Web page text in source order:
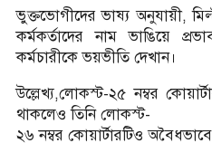
ভুক্তভোগীদের ভাষ্য অনুযায়ী,
কর্মকর্তাদের নাম ভাঙিয়ে
কর্মচারীকে ভয়ভীতি দেখান।
উল্লেখ্য,লোকস্ট-২৫ নম্বর
থাকলেও তিনি লোকস্ট-
২৬ নম্বর কোয়ার্টারটিও